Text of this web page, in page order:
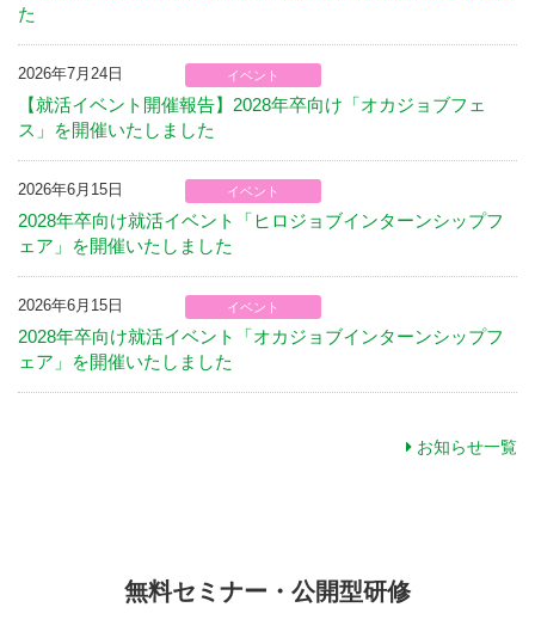
た
2026年7月24日 イベント
【就活イベント開催報告】2028年卒向け「オカジョブフェ
ス」を開催いたしました
2026年6月15日 イベント
2028年卒向け就活イベント「ヒロジョブインターンシップフ
ェア」を開催いたしました
2026年6月15日 イベント
2028年卒向け就活イベント「オカジョブインターンシップフ
ェア」を開催いたしました
お知らせ一覧
無料セミナー・公開型研修